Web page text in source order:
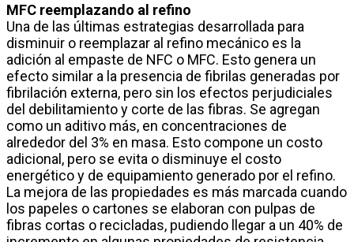
MFC reemplazando al refino
Una de las últimas estrategias desarrollada para
disminuir o reemplazar al refino mecánico es la
adición al empaste de NFC o MFC. Esto genera un
efecto similar a la presencia de fibrilas generadas por
fibrilación externa, pero sin los efectos perjudiciales
del debilitamiento y corte de las fibras. Se agregan
como un aditivo más, en concentraciones de
alrededor del 3% en masa. Esto compone un costo
adicional, pero se evita o disminuye el costo
energético y de equipamiento generado por el refino.
La mejora de las propiedades es más marcada cuando
los papeles o cartones se elaboran con pulpas de
fibras cortas o recicladas, pudiendo llegar a un 40% de